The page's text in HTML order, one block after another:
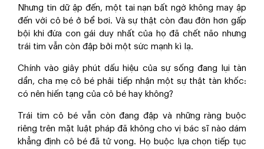
Nhưng tin dữ ập đến, một tai nạn bất ngờ không may ập
đến với cô bé ở bể bơi. Và sự thật còn đau đớn hơn gấp
bội khi đứa con gái duy nhất của họ đã chết não nhưng
trái tim vẫn còn đập bởi một sức mạnh kì lạ.
Chính vào giây phút dấu hiệu của sự sống đang lụi tàn
dần, cha mẹ cô bé phải tiếp nhận một sự thật tàn khốc:
có nên hiến tạng của cô bé hay không?
Trái tim cô bé vẫn còn đang đập và những ràng buộc
riêng trên mặt luật pháp đã không cho vị bác sĩ nào dám
khẳng định cô bé đã tử vong. Họ buộc lựa chọn tiếp tục